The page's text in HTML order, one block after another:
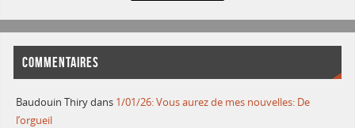
COMMENTAIRES
Baudouin Thirydans 1/01/26: Vous aurez de mes nouvelles: De
l’orgueil